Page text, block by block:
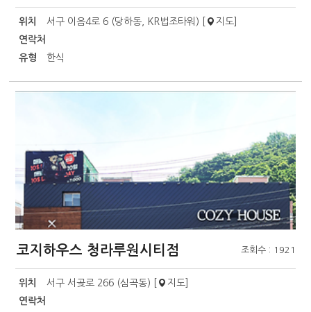
위치 서구 이음4로 6 (당하동, KR법조타워) [ 지도]
연락처
유형
한식
코지하우스 청라루원시티점 조회수 : 1921
위치 서구 서곶로 266 (심곡동) [ 지도
연락처